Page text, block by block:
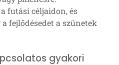
futási céljaidon, és
fejlődésedet a szünetek
gyakori